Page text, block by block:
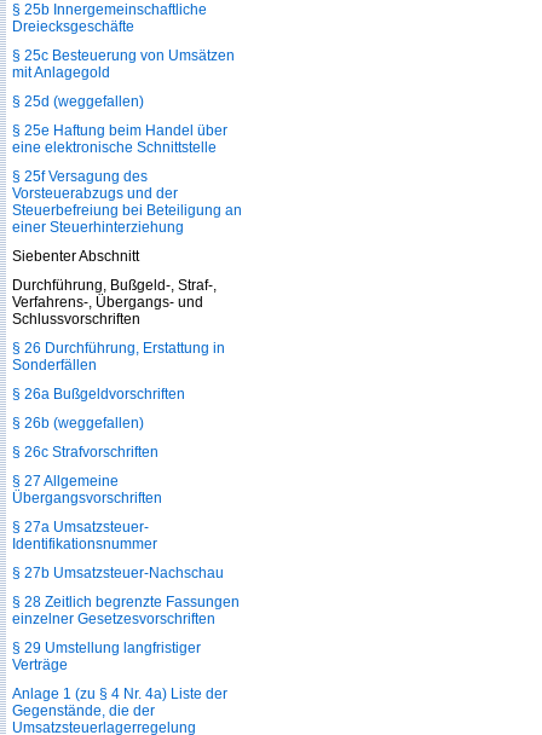
§ 25b Innergemeinschaftliche
Dreiecksgeschäfte
§ 25c Besteuerung von Umsätzen
mit Anlagegold
§ 25d (weggefallen)
§ 25e Haftung beim Handel über
eine elektronische Schnittstelle
§ 25f Versagung des
Vorsteuerabzugs und der
Steuerbefreiung bei Beteiligung an
einer Steuerhinterziehung
Siebenter Abschnitt
Durchführung, Bußgeld-, Straf-,
Verfahrens-, Übergangs- und
Schlussvorschriften
§ 26 Durchführung, Erstattung in
Sonderfällen
§ 26a Bußgeldvorschriften
§ 26b (weggefallen)
§ 26c Strafvorschriften
§ 27 Allgemeine
Übergangsvorschriften
§ 27a Umsatzsteuer-
Identifikationsnummer
§ 27b Umsatzsteuer-Nachschau
§ 28 Zeitlich begrenzte Fassungen
einzelner Gesetzesvorschriften
§ 29 Umstellung langfristiger
Verträge
Anlage 1 (zu § 4 Nr. 4a) Liste der
Gegenstände, die der
Umsatzsteuerlagerregelung